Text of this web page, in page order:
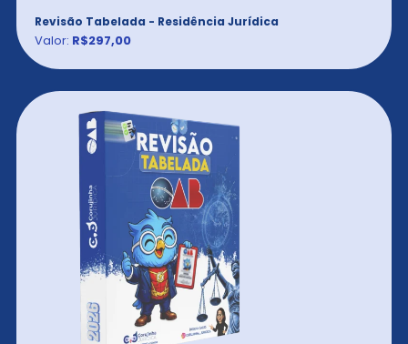
Revisão Tabelada - Residência Jurídica
Valor: R$297,00